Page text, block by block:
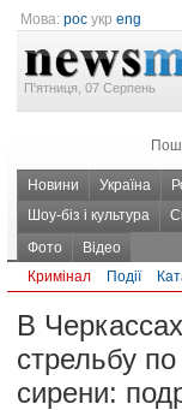
Мова: рос укр eng
П'ятниця, 07 Серпень
Новини Україна
Шоу-біз і культура
Фото
Відео
Кримінал
Події
В
стрельбу
сирени: